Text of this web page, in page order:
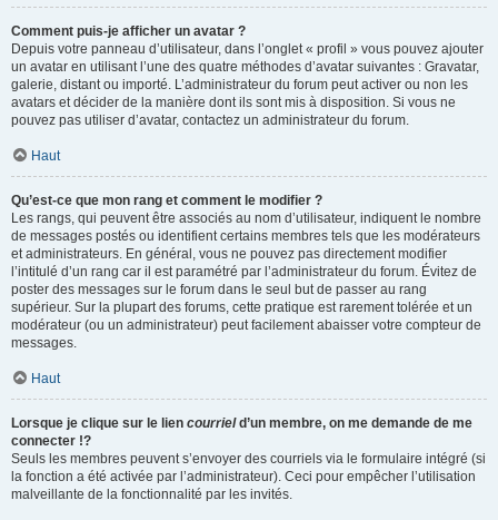
Comment puis-je afficher un avatar ?
Depuis votre panneau d’utilisateur, dans l’onglet « profil » vous pouvez ajouter
un avatar en utilisant l’une des quatre méthodes d’avatar suivantes : Gravatar,
galerie, distant ou importé. L’administrateur du forum peut activer ou non les
avatars et décider de la manière dont ils sont mis à disposition. Si vous ne
pouvez pas utiliser d’avatar, contactez un administrateur du forum.
Haut
Qu’est-ce que mon rang et comment le modifier ?
Les rangs, qui peuvent être associés au nom d’utilisateur, indiquent le nombre
de messages postés ou identifient certains membres tels que les modérateurs
et administrateurs. En général, vous ne pouvez pas directement modifier
l’intitulé d’un rang car il est paramétré par l’administrateur du forum. Évitez de
poster des messages sur le forum dans le seul but de passer au rang
supérieur. Sur la plupart des forums, cette pratique est rarement tolérée et un
modérateur (ou un administrateur) peut facilement abaisser votre compteur de
messages.
Haut
Lorsque je clique sur le lien courrield’un membre, on me demande de me
connecter !?
Seuls les membres peuvent s’envoyer des courriels via le formulaire intégré (si
la fonction a été activée par l’administrateur). Ceci pour empêcher l’utilisation
malveillante de la fonctionnalité par les invités.